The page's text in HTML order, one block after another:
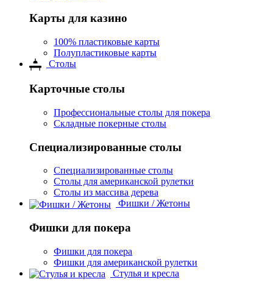
Карты для казино
100% пластиковые карты
Полупластиковые карты
Столы
Карточные столы
Профессиональные столы для покера
Складные покерные столы
Специализированные столы
Специализированные столы
Столы для американской рулетки
Столы из массива дерева
Фишки / Жетоны
Фишки для покера
Фишки для покера
Фишки для американской рулетки
Стулья и кресла